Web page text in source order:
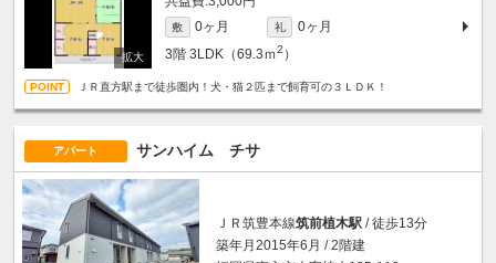
敷 0ヶ月 礼
0ヶ月
3階 3LDK（69.3ｍ2 ）
ＪＲ直方駅まで徒歩圏内！犬・猫２匹まで飼育可の３ＬＤＫ！
アパート サンハイム チサ
ＪＲ筑豊本線筑前植木駅 / 徒歩13分
築年月2015年6月 / 2階建